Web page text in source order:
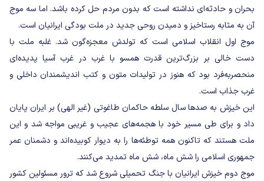
بحران و حادثه‌ای نداشته است که بدون مردم حل کرده باشد. اما سه موج
آن به مثابه رستاخیز و دمیدن روحی جدید در ملت بودگی ایرانیان است.
موج اول انقلاب اسلامی است که تولدش معجزه‌گون شد. غلبه ملت با
دست خالی بر بزرگ‌ترین قدرت همسو با غرب در غرب آسیا پدیده‌ای
منحصربه‌فرد بود که هنوز در تولیدات متون و کتب اندیشمندان داخلی و
غرب جذاب است.
این خیزش به صدها سال سلطه حاکمان طاغوتی (غیر الهی) بر ایران پایان
داد و برای طی مسیر خود با هجمه‌های عجیب و غریبی مواجه شد و این
ملت هستند که تاکنون همه توطئه‌ها را به دیوار کوبیده‌اند و دشمنان عمر
جمهوری اسلامی را شش ماه، شش ماه تمدید می‌کنند.
موج دوم خیزش ایرانیان با جنگ تحمیلی شروع شد که ترور مسئولین کشور